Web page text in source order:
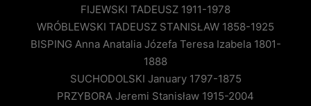
FIJEWSKI TADEUSZ 1911-1978
WRÓBLEWSKI TADEUSZ STANISŁAW 1858-1925
BISPING Anna Anatalia Józefa Teresa Izabela 1801-
1888
SUCHODOLSKI January 1797-1875
PRZYBORA Jeremi Stanisław 1915-2004